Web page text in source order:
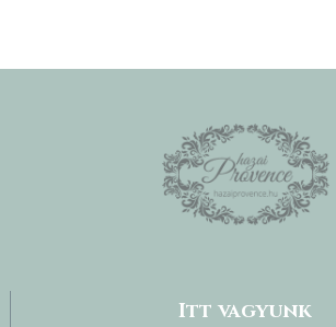
Itt vagyunk